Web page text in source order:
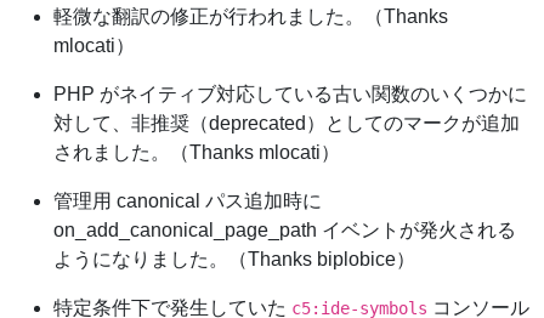
軽微な翻訳の修正が行われました。（Thanks
mlocati）
PHP がネイティブ対応している古い関数のいくつかに
対して、非推奨（deprecated）としてのマークが追加
されました。（Thanks mlocati）
管理用 canonical パス追加時に
on_add_canonical_page_path イベントが発火される
ようになりました。（Thanks biplobice）
特定条件下で発生していた c5:ide-symbols コンソール